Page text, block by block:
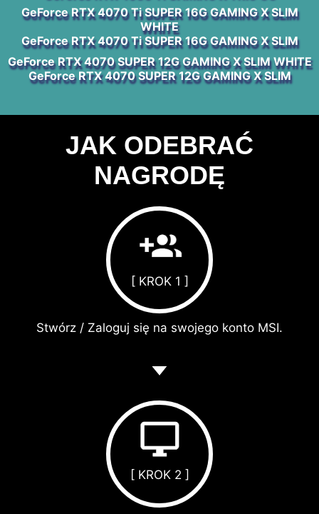
GeForce RTX 4070 Ti SUPER 16G GAMING X SLIM
WHITE
GeForce RTX 4070 Ti SUPER 16G GAMING X SLIM
GeForce RTX 4070 SUPER 12G GAMING X SLIM WHITE
GeForce RTX 4070 SUPER 12G GAMING X SLIM
JAK ODEBRAĆ
NAGRODĘ
[ KROK 1 ]
Stwórz / Zaloguj się na swojego konto MSI.
[ KROK 2 ]